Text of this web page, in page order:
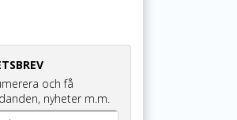
och få
nyheter m.m.